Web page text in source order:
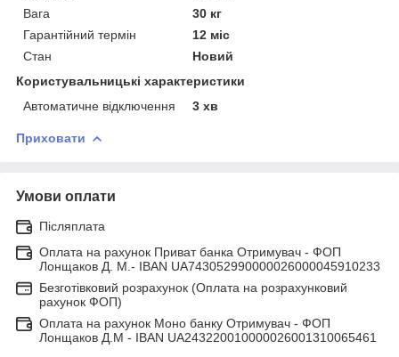
Вага
30 кг
Гарантійний термін
12 міс
Стан
Новий
Користувальницькі характеристики
Автоматичне відключення
3 хв
Приховати
Умови оплати
Післяплата
Оплата на рахунок Приват банка Отримувач - ФОП
Лонщаков Д. М.- IBAN UA743052990000026000045910233
Безготівковий розрахунок (Оплата на розрахунковий
рахунок ФОП)
Оплата на рахунок Моно банку Отримувач - ФОП
Лонщаков Д.М - IBAN UA243220010000026001310065461